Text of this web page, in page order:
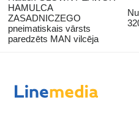
HAMULCA
ZASADNICZEGO
pneimatiskais vārsts
paredzēts MAN vilcēja